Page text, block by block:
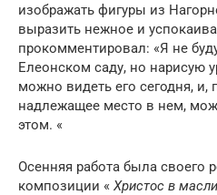
изображать фигуры из
выразить нежное и
прокомментировал: «Я не
Елеонском саду, но нарисую
можно видеть его сегодня, и,
надлежащее место в нем,
этом. «
Осенняя работа была своего
композиции « Христос в